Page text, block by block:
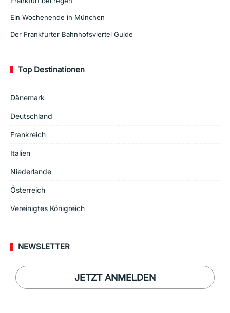
Ein Wochenende in München
Der Frankfurter Bahnhofsviertel Guide
Top Destinationen
Dänemark
Deutschland
Frankreich
Italien
Niederlande
Österreich
Vereinigtes Königreich
NEWSLETTER
JETZT ANMELDEN